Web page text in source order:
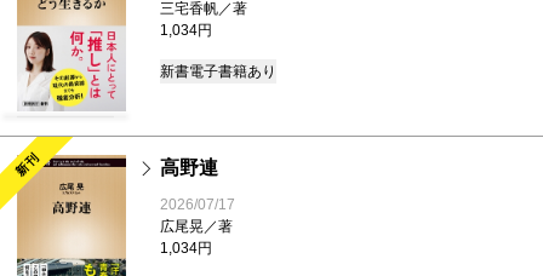
三宅香帆／著
1,034円
新書電子書籍あり
新刊 高野連
2026/07/17
広尾晃／著
1,034円